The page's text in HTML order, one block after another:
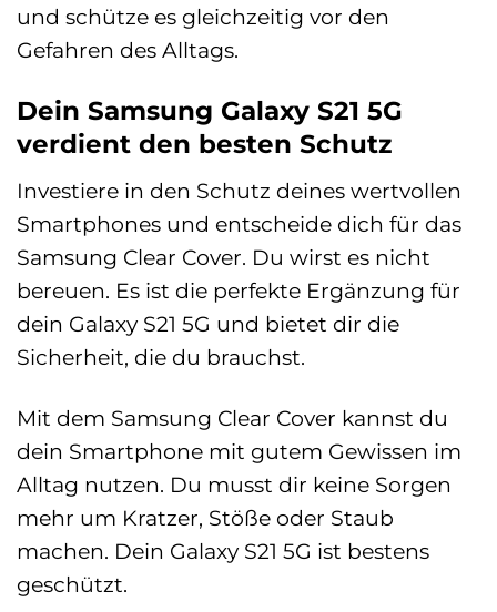
und schütze es gleichzeitig vor den
Gefahren des Alltags.
Dein Samsung Galaxy S21 5G
verdient den besten Schutz
Investiere in den Schutz deines wertvollen
Smartphones und entscheide dich für das
Samsung Clear Cover. Du wirst es nicht
bereuen. Es ist die perfekte Ergänzung für
dein Galaxy S21 5G und bietet dir die
Sicherheit, die du brauchst.
Mit dem Samsung Clear Cover kannst du
dein Smartphone mit gutem Gewissen im
Alltag nutzen. Du musst dir keine Sorgen
mehr um Kratzer, Stöße oder Staub
machen. Dein Galaxy S21 5G ist bestens
geschützt.